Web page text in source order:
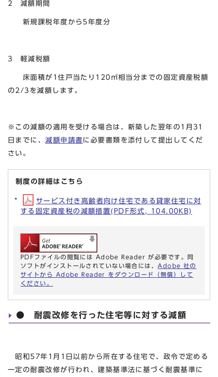
2 減額期間
新規課税年度から5年度分
3 軽減税額
床面積が1住戸当たり120㎡相当分までの固定資産税額
の2/3を減額します。
※この減額の適用を受ける場合は、新築した翌年の1月31
日までに、減額申請書に必要書類を添付して提出してくだ
さい。
制度の詳細はこちら
サービス付き高齢者向け住宅である貸家住宅に対
する固定資産税の減額措置(PDF形式, 104.00KB)
PDFファイルの閲覧には Adobe Reader が必要です。同
ソフトがインストールされていない場合には、 Adobe 社の
サイトから Adobe Reader をダウンロード（無償）して
ください。
● 耐震改修を行った住宅等に対する減額
昭和57年1月1日以前から所在する住宅で、政令で定める
一定の耐震改修が行われ、建築基準法に基づく耐震基準に